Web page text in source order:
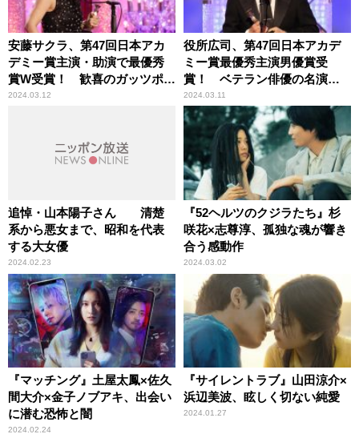
安藤サクラ、第47回日本アカ
デミー賞主演・助演で最優秀
賞W受賞！ 歓喜のガッツポー
ズ
2024.03.12
役所広司、第47回日本アカデ
ミー賞最優秀主演男優賞受
賞！ ベテラン俳優の名演
に、ゴジラの牙も歯が立た
ず！？
2024.03.11
追悼・山本陽子さん 清楚
系から悪女まで、昭和を代表
する大女優
2024.02.23
『52ヘルツのクジラたち』杉
咲花×志尊淳、孤独な魂が響き
合う感動作
2024.03.02
『マッチング』土屋太鳳×佐久
間大介×金子ノブアキ、出会い
に潜む恐怖と闇
2024.02.24
『サイレントラブ』山田涼介×
浜辺美波、眩しく切ない純愛
2024.01.27